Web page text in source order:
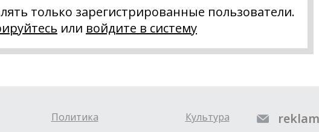
только зарегистрированные пользователи.
или войдите в систему
Политика Культура